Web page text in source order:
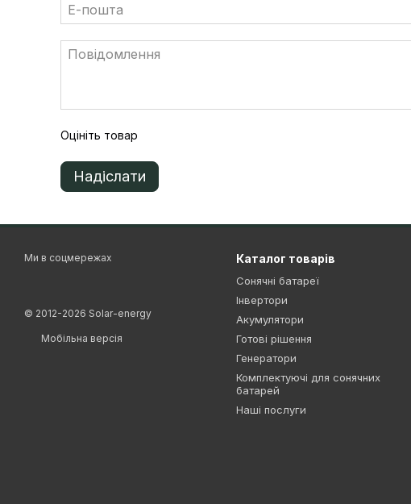
Оцініть товар
Надіслати
Ми в соцмережах
© 2012-2026 Solar-energy
Мобільна версія
Каталог товарів
Сонячні батареї
Інвертори
Акумулятори
Готові рішення
Генератори
Комплектуючі для сонячних
батарей
Наші послуги